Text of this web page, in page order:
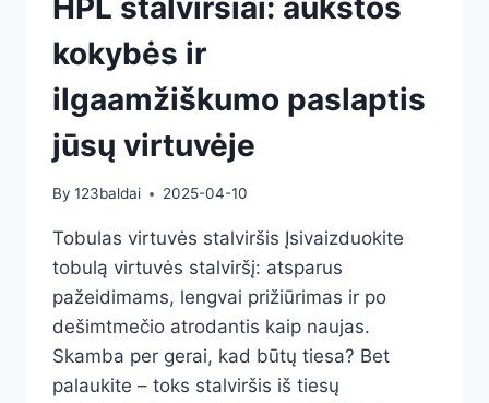
kokybės ir
ilgaamžiškumo paslaptis
jūsų virtuvėje
By 123baldai 2025-04-10
Tobulas virtuvės stalviršis Įsivaizduokite
tobulą virtuvės stalviršį: atsparus
pažeidimams, lengvai prižiūrimas ir po
dešimtmečio atrodantis kaip naujas.
Skamba per gerai, kad būtų tiesa? Bet
palaukite – toks stalviršis iš tiesų